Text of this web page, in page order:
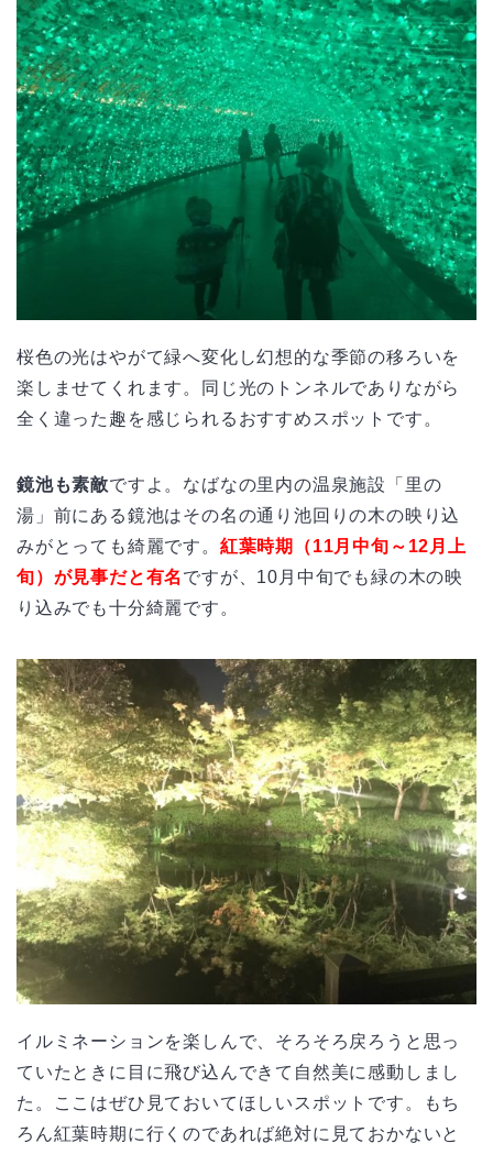
桜色の光はやがて緑へ変化し幻想的な季節の移ろいを
楽しませてくれます。同じ光のトンネルでありながら
全く違った趣を感じられるおすすめスポットです。
鏡池も素敵ですよ。なばなの里内の温泉施設「里の
湯」前にある鏡池はその名の通り池回りの木の映り込
みがとっても綺麗です。 紅葉時期（11月中旬～12月上
旬）が見事だと有名 ですが、10月中旬でも緑の木の映
り込みでも十分綺麗です。
イルミネーションを楽しんで、そろそろ戻ろうと思っ
ていたときに目に飛び込んできて自然美に感動しまし
た。ここはぜひ見ておいてほしいスポットです。もち
ろん紅葉時期に行くのであれば絶対に見ておかないと